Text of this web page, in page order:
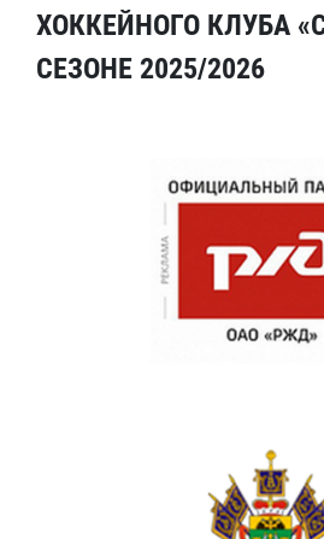
ХОККЕЙНОГО КЛУБА
СЕЗОНЕ 2025/2026